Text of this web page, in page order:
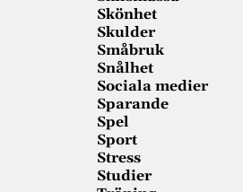
Skönhet
Skulder
Småbruk
Snålhet
Sociala medier
Sparande
Spel
Sport
Stress
Studier